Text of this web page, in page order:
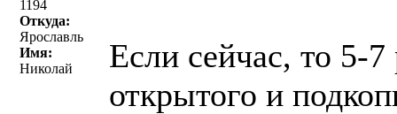
1194
Откуда:
Ярославль
Имя:
Николай
Если сейчас, то 5-7
открытого и